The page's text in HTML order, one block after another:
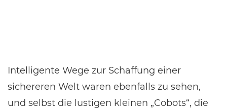
Intelligente Wege zur Schaffung einer
sichereren Welt waren ebenfalls zu sehen,
und selbst die lustigen kleinen „Cobots“, die